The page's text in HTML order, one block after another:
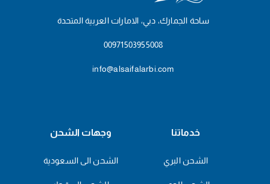
ساحة الجمارك، دبي، الامارات العربية المتحدة
00971503955008
info@alsaifalarbi.com
خدماتنا
الشحن البري
وجهات الشحن
الشحن الى السعودية